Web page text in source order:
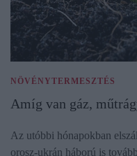
NÖVÉNYTERMESZTÉS
Amíg van gáz,
Az utóbbi hónapokban
orosz-ukrán háború is